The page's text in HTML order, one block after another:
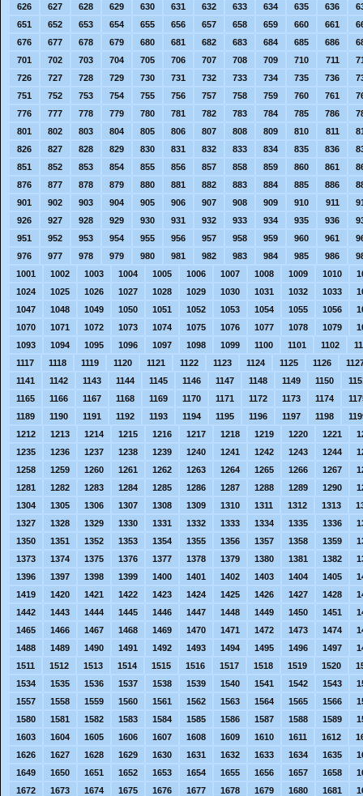
626
627 628 629 630 631 632 633 634 635 636
651
652 653 654 655 656 657 658 659 660 661
676
677 678 679 680 681 682 683 684 685 686
701
702 703 704 705 706 707 708 709 710 711
726
727 728 729 730 731 732 733 734 735 736
751
752 753 754 755 756 757 758 759 760 761
776
777 778 779 780 781 782 783 784 785 786
801
802 803 804 805 806 807 808 809 810 811
826
827 828 829 830 831 832 833 834 835 836
851
852 853 854 855 856 857 858 859 860 861
876
877 878 879 880 881 882 883 884 885 886
901
902 903 904 905 906 907 908 909 910 911
926
927 928 929 930 931 932 933 934 935 936
951
952 953 954 955 956 957 958 959 960 961
976
977 978 979 980 981 982 983 984 985 986
1001
1002 1003 1004 1005 1006 1007 1008 1009 1010
1024
1025 1026 1027 1028 1029 1030 1031 1032 1033
1047
1048 1049 1050 1051 1052 1053 1054 1055 1056
1070
1071 1072 1073 1074 1075 1076 1077 1078 1079
1093
1094 1095 1096 1097 1098 1099 1100 1101 1102
1117
1118 1119 1120 1121 1122 1123 1124 1125 1126
1141
1142 1143 1144 1145 1146 1147 1148 1149 1150
1165
1166 1167 1168 1169 1170 1171 1172 1173 1174
1189
1190 1191 1192 1193 1194 1195 1196 1197 1198
1212
1213 1214 1215 1216 1217 1218 1219 1220 1221
1235
1236 1237 1238 1239 1240 1241 1242 1243 1244
1258
1259 1260 1261 1262 1263 1264 1265 1266 1267
1281
1282 1283 1284 1285 1286 1287 1288 1289 1290
1304
1305 1306 1307 1308 1309 1310 1311 1312 1313
1327
1328 1329 1330 1331 1332 1333 1334 1335 1336
1350
1351 1352 1353 1354 1355 1356 1357 1358 1359
1373
1374 1375 1376 1377 1378 1379 1380 1381 1382
1396
1397 1398 1399 1400 1401 1402 1403 1404 1405
1419
1420 1421 1422 1423 1424 1425 1426 1427 1428
1442
1443 1444 1445 1446 1447 1448 1449 1450 1451
1465
1466 1467 1468 1469 1470 1471 1472 1473 1474
1488
1489 1490 1491 1492 1493 1494 1495 1496 1497
1511
1512 1513 1514 1515 1516 1517 1518 1519 1520
1534
1535 1536 1537 1538 1539 1540 1541 1542 1543
1557
1558 1559 1560 1561 1562 1563 1564 1565 1566
1580
1581 1582 1583 1584 1585 1586 1587 1588 1589
1603
1604 1605 1606 1607 1608 1609 1610 1611 1612
1626
1627 1628 1629 1630 1631 1632 1633 1634 1635
1649
1650 1651 1652 1653 1654 1655 1656 1657 1658
1672
1673 1674 1675 1676 1677 1678 1679 1680 1681